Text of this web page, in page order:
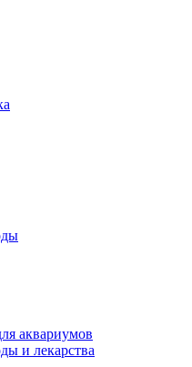
аквариумов
и лекарства